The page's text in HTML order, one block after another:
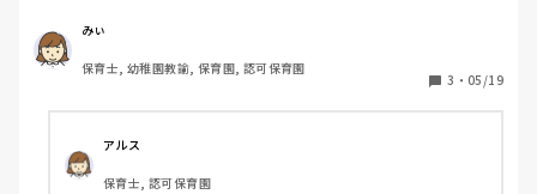
みぃ
保育士, 幼稚園教諭, 保育園, 認可保育園
3 ・ 05/19
アルス
保育士, 認可保育園